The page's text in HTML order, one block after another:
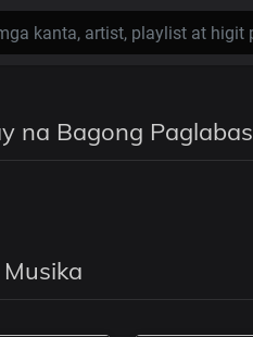
na Bagong Paglabas